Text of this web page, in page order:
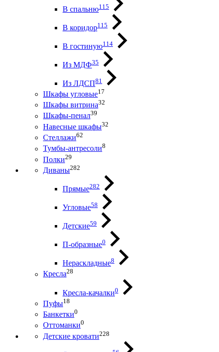
В спальню115
В коридор115
В гостиную114
Из МДФ35
Из ЛДСП81
Шкафы угловые17
Шкафы витрина32
Шкафы-пенал39
Навесные шкафы32
Стеллажи62
Тумбы-антресоли8
Полки29
Диваны282
Прямые282
Угловые58
Детские59
П-образные0
Нераскладные8
Кресла28
Кресла-качалки0
Пуфы18
Банкетки0
Оттоманки0
Детские кровати228